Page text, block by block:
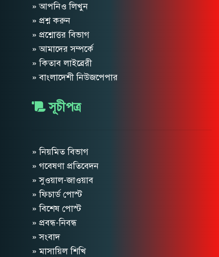
» আপনিও লিখুন
» প্রশ্ন করুন
» প্রশ্নোত্তর বিভাগ
» আমাদের সম্পর্কে
» কিতাব লাইব্রেরী
» বাংলাদেশী নিউজপেপার
সূচীপত্র
» নিয়মিত বিভাগ
» গবেষণা প্রতিবেদন
» সুওয়াল-জাওয়াব
» ফিচার্ড পোস্ট
» বিশেষ পোস্ট
» প্রবন্ধ-নিবন্ধ
» সংবাদ
» মাসায়িল শিখি